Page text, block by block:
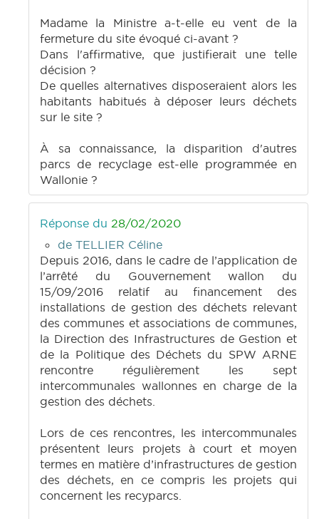
Madame la Ministre a-t-elle eu vent de la
fermeture du site évoqué ci-avant ?
Dans l'affirmative, que justifierait une telle
décision ?
De quelles alternatives disposeraient alors les
habitants habitués à déposer leurs déchets
sur le site ?
À sa connaissance, la disparition d'autres
parcs de recyclage est-elle programmée en
Wallonie ?
Réponse du 28/02/2020
de TELLIER Céline
Depuis 2016, dans le cadre de l’application de
l’arrêté du Gouvernement wallon du
15/09/2016 relatif au financement des
installations de gestion des déchets relevant
des communes et associations de communes,
la Direction des Infrastructures de Gestion et
de la Politique des Déchets du SPW ARNE
rencontre régulièrement les sept
intercommunales wallonnes en charge de la
gestion des déchets.
Lors de ces rencontres, les intercommunales
présentent leurs projets à court et moyen
termes en matière d’infrastructures de gestion
des déchets, en ce compris les projets qui
concernent les recyparcs.